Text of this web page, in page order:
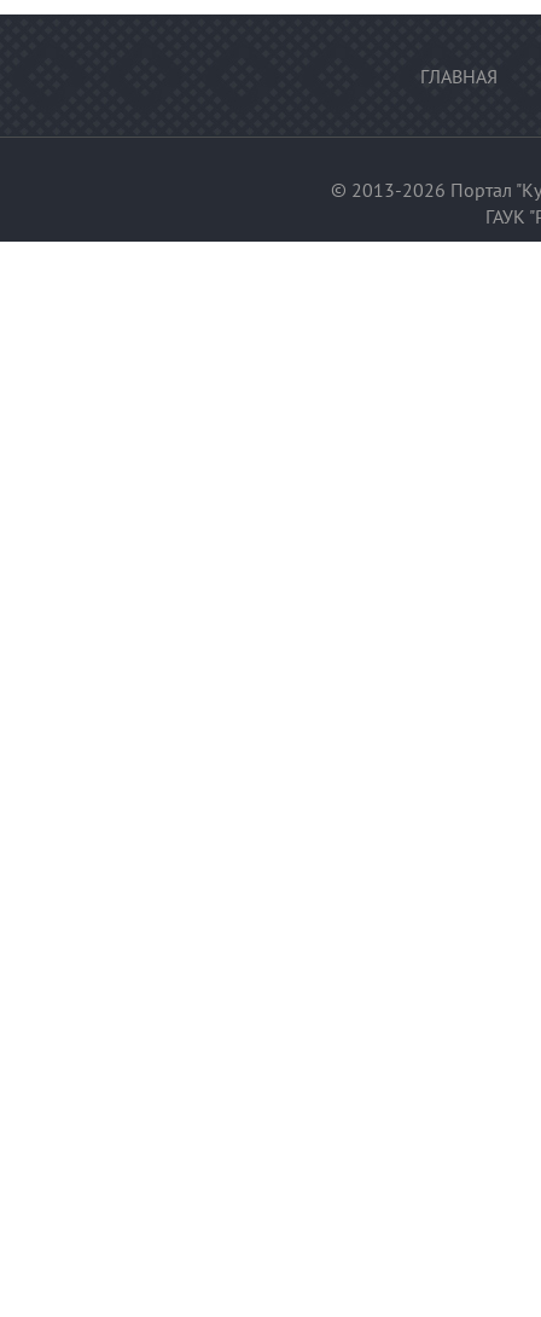
ГЛАВНАЯ
© 2013-2026 Портал
ГАУК